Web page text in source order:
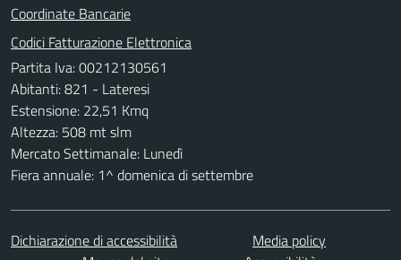
Coordinate Bancarie
Codici Fatturazione Elettronica
Partita Iva: 00212130561
Abitanti: 821 - Lateresi
Estensione: 22,51 Kmq
Altezza: 508 mt slm
Mercato Settimanale: Lunedì
Fiera annuale: 1^ domenica di settembre
Dichiarazione di accessibilità
Media policy